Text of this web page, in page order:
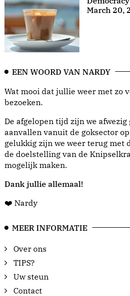
March 20,
EEN WOORD VAN NARDY
Wat mooi dat jullie weer met zo
bezoeken.
De afgelopen tijd zijn we afwezig
aanvallen vanuit de goksector
gelukkig zijn we weer terug met
de doelstelling van de
mogelijk maken.
Dank jullie allemaal!
❤️ Nardy
MEER INFORMATIE
Over ons
TIPS?
Uw steun
Contact